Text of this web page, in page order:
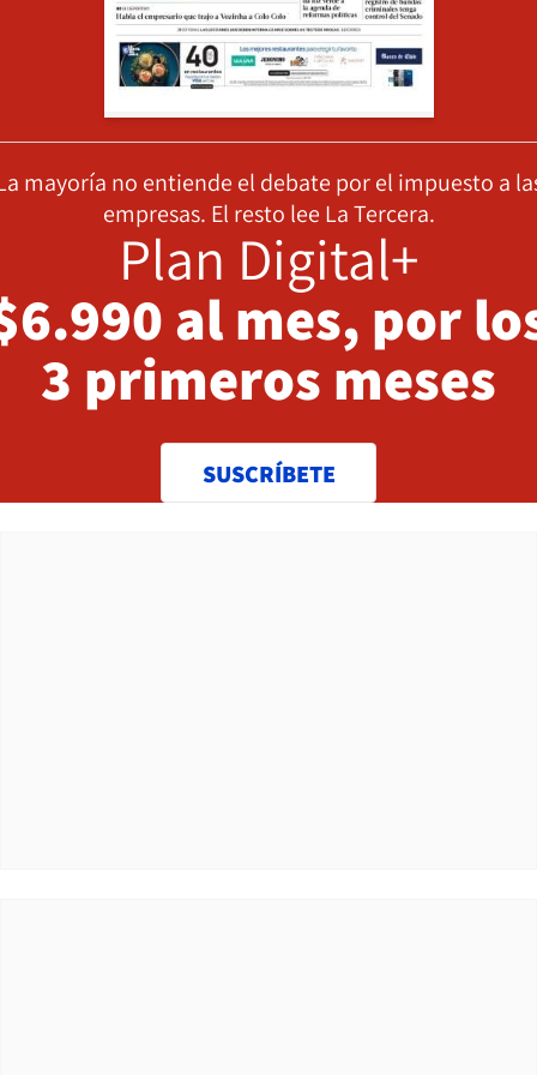
mayoría no entiende el debate por el impuesto a
empresas. El resto lee La Tercera.
Plan Digital+
al mes, por
3 primeros meses
SUSCRÍBETE